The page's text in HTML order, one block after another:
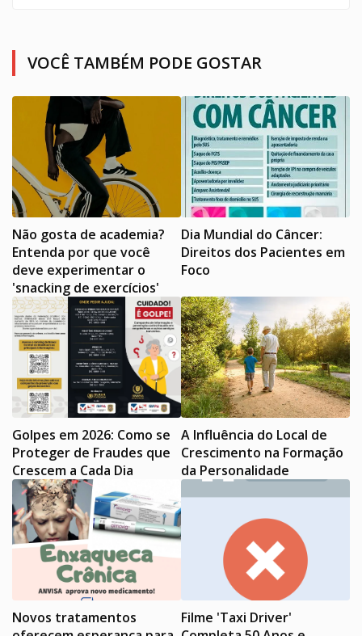
VOCÊ TAMBÉM PODE GOSTAR
Não gosta de academia?
Entenda por que você
deve experimentar o
'snacking de exercícios'
Dia Mundial do Câncer:
Direitos dos Pacientes em
Foco
Golpes em 2026: Como se
Proteger de Fraudes que
Crescem a Cada Dia
A Influência do Local de
Crescimento na Formação
da Personalidade
Novos tratamentos
Filme 'Taxi Driver'